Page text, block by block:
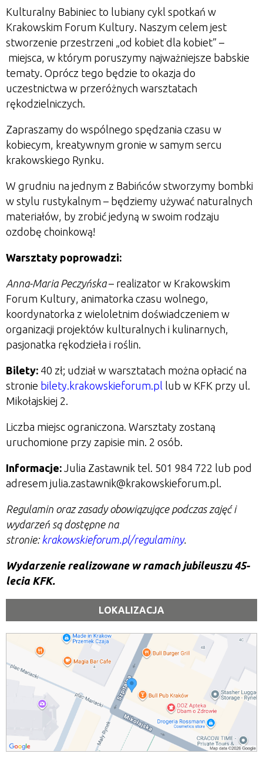
Kulturalny Babiniec to lubiany cykl spotkań w
Krakowskim Forum Kultury. Naszym celem jest
stworzenie przestrzeni „od kobiet dla kobiet” –
miejsca, w którym poruszymy najważniejsze babskie
tematy. Oprócz tego będzie to okazja do
uczestnictwa w przeróżnych warsztatach
rękodzielniczych.
Zapraszamy do wspólnego spędzania czasu w
kobiecym, kreatywnym gronie w samym sercu
krakowskiego Rynku.
W grudniu na jednym z Babińców stworzymy bombki
w stylu rustykalnym – będziemy używać naturalnych
materiałów, by zrobić jedyną w swoim rodzaju
ozdobę choinkową!
Warsztaty poprowadzi:
Anna-Maria Peczyńska– realizator w Krakowskim
Forum Kultury, animatorka czasu wolnego,
koordynatorka z wieloletnim doświadczeniem w
organizacji projektów kulturalnych i kulinarnych,
pasjonatka rękodzieła i roślin.
Bilety: 40 zł; udział w warsztatach można opłacić na
stronie bilety.krakowskieforum.pl lub w KFK przy ul.
Mikołajskiej 2.
Liczba miejsc ograniczona. Warsztaty zostaną
uruchomione przy zapisie min. 2 osób.
Informacje: Julia Zastawnik tel. 501 984 722 lub pod
adresem julia.zastawnik@krakowskieforum.pl.
Regulamin oraz zasady obowiązujące podczas zajęć i
wydarzeń są dostępne na
stronie: krakowskieforum.pl/regulaminy.
Wydarzenie realizowane w ramach jubileuszu 45-
lecia KFK.
LOKALIZACJA